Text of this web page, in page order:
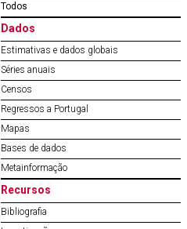
Todos
Dados
Estimativas e dados globais
Séries anuais
Censos
Regressos a Portugal
Mapas
Bases de dados
Metainformação
Recursos
Bibliografia